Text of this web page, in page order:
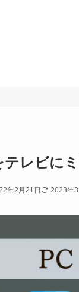
テレビに
年2月21日 2023年3